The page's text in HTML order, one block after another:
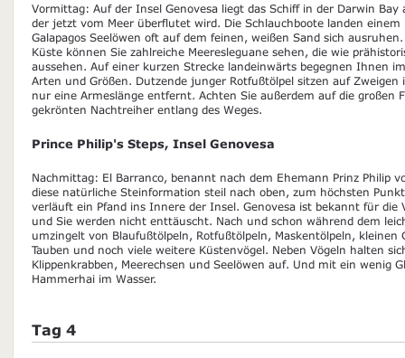
Vormittag: Auf der Insel Genovesa liegt das Schiff in der Darwin
der jetzt vom Meer überflutet wird. Die Schlauchboote landen
Galapagos Seelöwen oft auf dem feinen, weißen Sand sich
Küste können Sie zahlreiche Meeresleguane sehen, die wie
aussehen. Auf einer kurzen Strecke landeinwärts begegnen Ihnen
Arten und Größen. Dutzende junger Rotfußtölpel sitzen auf Zweigen
nur eine Armeslänge entfernt. Achten Sie außerdem auf die großen
gekrönten Nachtreiher entlang des Weges.
Prince Philip's Steps, Insel Genovesa
Nachmittag: El Barranco, benannt nach dem Ehemann Prinz Philip
diese natürliche Steinformation steil nach oben, zum höchsten
verläuft ein Pfand ins Innere der Insel. Genovesa ist bekannt für die
und Sie werden nicht enttäuscht. Nach und schon während dem
umzingelt von Blaufußtölpeln, Rotfußtölpeln, Maskentölpeln, kleinen
Tauben und noch viele weitere Küstenvögel. Neben Vögeln halten
Klippenkrabben, Meerechsen und Seelöwen auf. Und mit ein wenig
Hammerhai im Wasser.
Tag 4